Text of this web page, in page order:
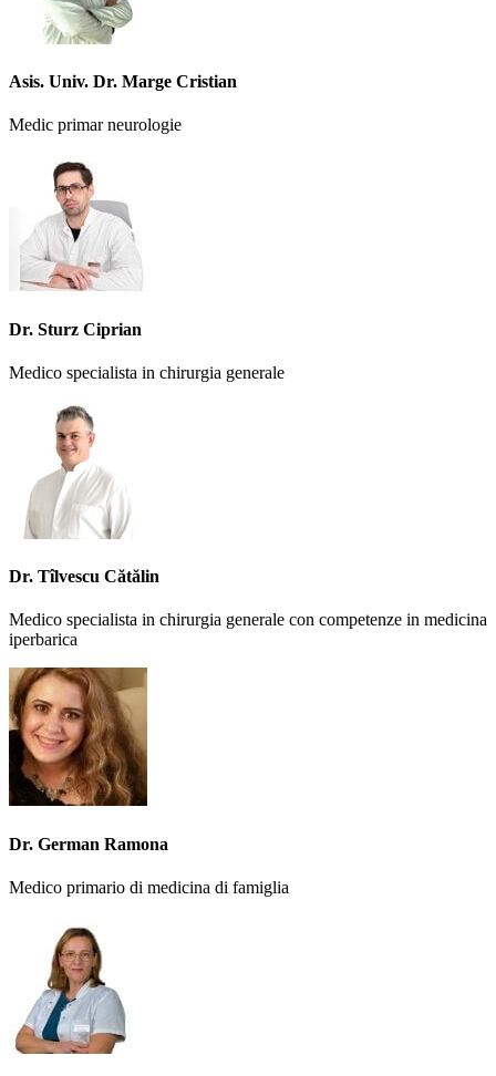
Asis. Univ. Dr. Marge Cristian
Medic primar neurologie
Dr. Sturz Ciprian
Medico specialista in chirurgia generale
Dr. Tîlvescu Cătălin
Medico specialista in chirurgia generale con competenze in medicina
iperbarica
Dr. German Ramona
Medico primario di medicina di famiglia